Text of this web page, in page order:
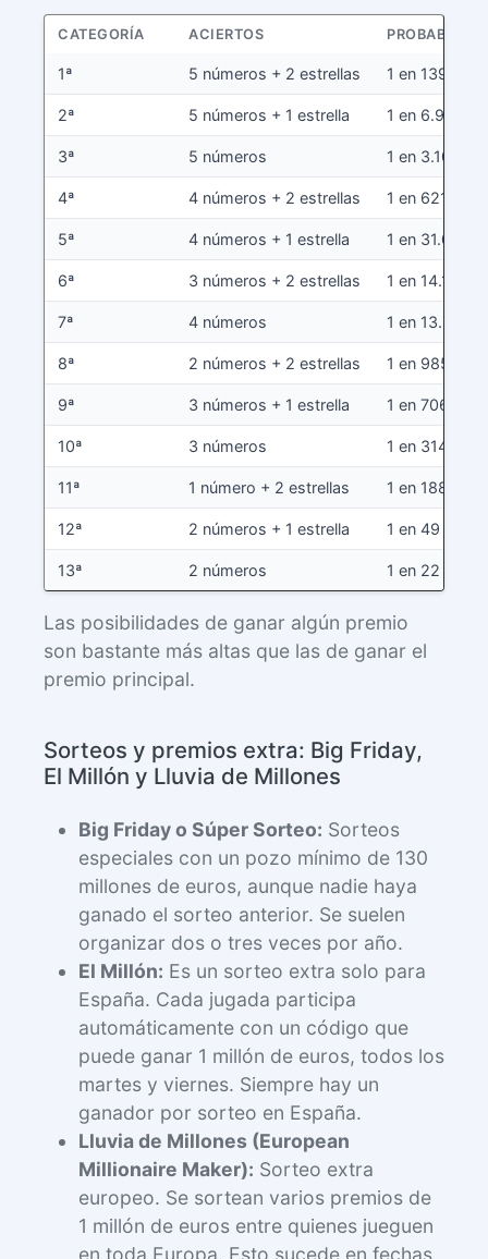
CATEGORÍA ACIERTOS
1ª 5 números + 2 estrellas 1 en
2ª 5 números + 1 estrella 1 en
3ª 5 números 1 en 3.107.515
4ª 4 números + 2 estrellas 1 en 621.503
5ª 4 números + 1 estrella 1 en 31.075
6ª 3 números + 2 estrellas 1 en 14.125
7ª 4 números 1 en 13.811
8ª 2 números + 2 estrellas 1 en 985
9ª 3 números + 1 estrella 1 en 706
10ª 3 números 1 en 314
11ª 1 número + 2 estrellas 1 en 188
12ª 2 números + 1 estrella 1 en 49
13ª 2 números 1 en 22
Las posibilidades de ganar algún premio
son bastante más altas que las de ganar el
premio principal.
Sorteos y premios extra: Big Friday,
El Millón y Lluvia de Millones
Big Friday o Súper Sorteo: Sorteos
especiales con un pozo mínimo de 130
millones de euros, aunque nadie haya
ganado el sorteo anterior. Se suelen
organizar dos o tres veces por año.
El Millón: Es un sorteo extra solo para
España. Cada jugada participa
automáticamente con un código que
puede ganar 1 millón de euros, todos los
martes y viernes. Siempre hay un
ganador por sorteo en España.
Lluvia de Millones (European
Millionaire Maker): Sorteo extra
europeo. Se sortean varios premios de
1 millón de euros entre quienes jueguen
en toda Europa. Esto sucede en fechas